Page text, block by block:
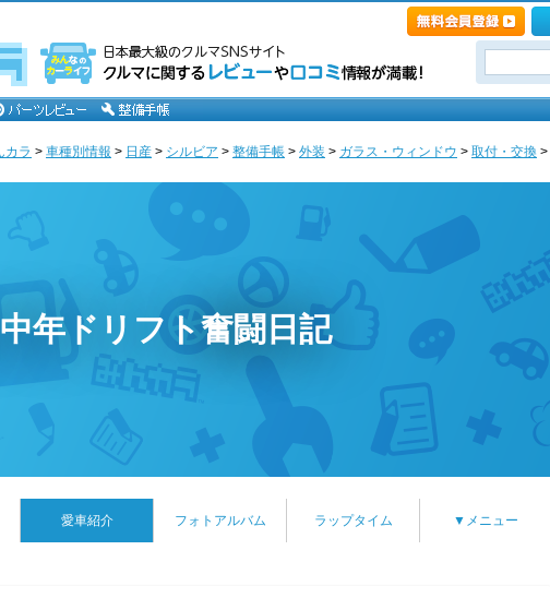
カラ > 車種別情報 > 日産 > シルビア > 整備手帳 > 外装 > ガラス・ウィンドウ > 取付・交換 >
年ドリフト奮闘日記
愛車紹介 フォトアルバム ラップタイム ▼メニュー